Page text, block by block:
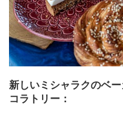
新しいミシャラクのベ
コラトリー：